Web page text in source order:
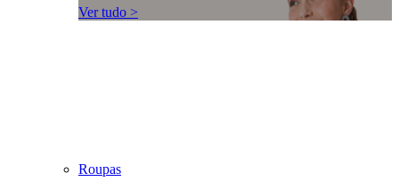
Ver tudo >
Roupas